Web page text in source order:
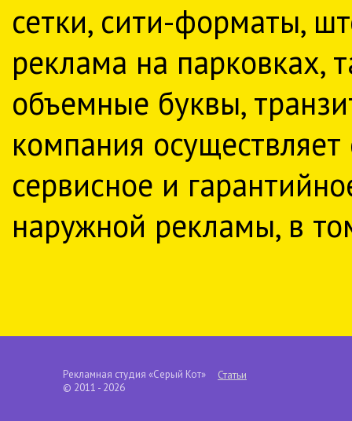
сетки, сити-форматы,
реклама на парковках,
объемные буквы,
компания
сервисное и
наружной рекламы, в
Рекламная студия «Серый Кот»
© 2011 - 2026
Статьи